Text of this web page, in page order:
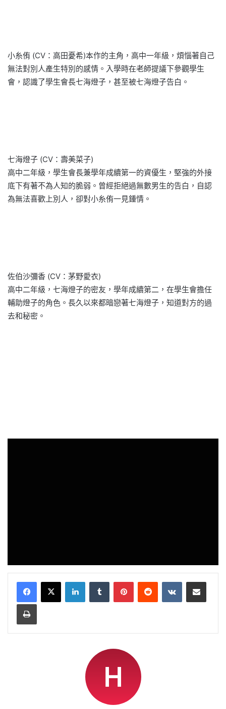
小糸侑 (CV：高田憂希)本作的主角，高中一年級，煩惱著自己
無法對別人產生特別的感情。入學時在老師提議下參觀學生
會，認識了學生會長七海燈子，甚至被七海燈子告白。
七海燈子 (CV：壽美菜子)
高中二年級，學生會長兼學年成續第一的資優生，堅強的外接
底下有著不為人知的脆弱。曾經拒絕過無數男生的告白，自認
為無法喜歡上別人，卻對小糸侑一見鍾情。
佐伯沙彌香 (CV：茅野愛衣)
高中二年級，七海燈子的密友，學年成續第二，在學生會擔任
輔助燈子的角色。長久以來都暗戀著七海燈子，知道對方的過
去和秘密。
LinkedInTumblr PinterestReddit VKontakteShare via Email
Print